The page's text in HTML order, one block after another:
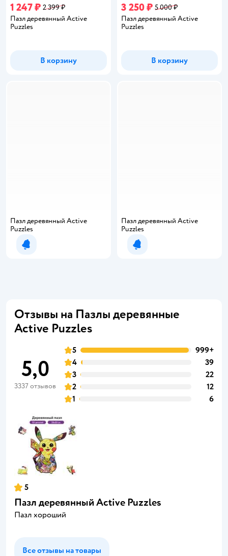
1 247 ₽ 2 399 ₽
Пазл деревянный Active
Puzzles
В корзину
3 250 ₽ 5 000 ₽
Пазл деревянный Active
Puzzles
В корзину
Пазл деревянный Active
Puzzles
Уведомить о появлении
Пазл деревянный Active
Puzzles
Уведомить о появлении
Отзывы на Пазлы деревянные
Active Puzzles
5,0
3337 отзывов
5
999+
4
39
3
22
2
12
1
6
5
Пазл деревянный Active Puzzles
Пазл хороший
Все отзывы на товары